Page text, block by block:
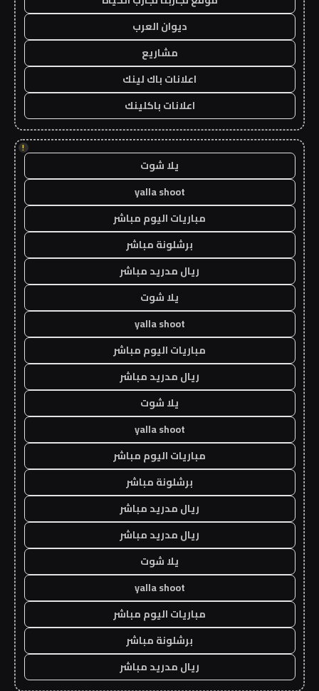
ديوان العرب
مشاريع
اعلانات باك لينك
اعلانات باكلينك
!
يلا شوت
yalla shoot
مباريات اليوم مباشر
برشلونة مباشر
ريال مدريد مباشر
يلا شوت
yalla shoot
مباريات اليوم مباشر
ريال مدريد مباشر
يلا شوت
yalla shoot
مباريات اليوم مباشر
برشلونة مباشر
ريال مدريد مباشر
ريال مدريد مباشر
يلا شوت
yalla shoot
مباريات اليوم مباشر
برشلونة مباشر
ريال مدريد مباشر